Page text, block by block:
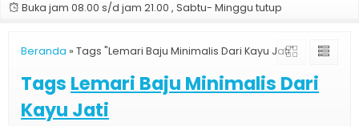
Buka jam 08.00 s/d jam 21.00 , Sabtu- Minggu tutup
Beranda » Tags "Lemari Baju Minimalis Dari Kayu Jati"
Tags Lemari Baju Minimalis Dari
Kayu Jati